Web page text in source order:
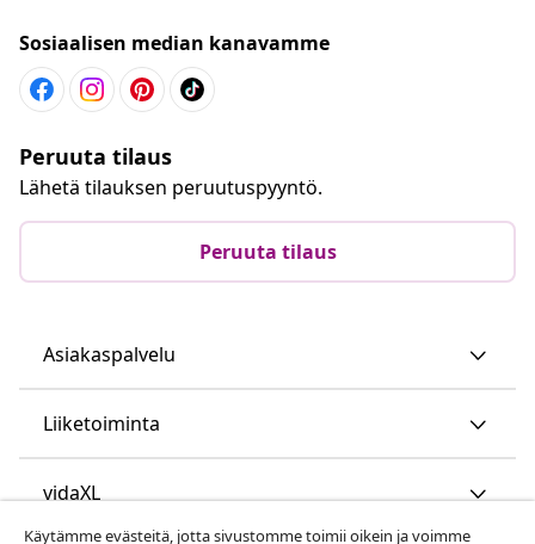
Sosiaalisen median kanavamme
Peruuta tilaus
Lähetä tilauksen peruutuspyyntö.
Peruuta tilaus
Asiakaspalvelu
Liiketoiminta
vidaXL
Käytämme evästeitä, jotta sivustomme toimii oikein ja voimme